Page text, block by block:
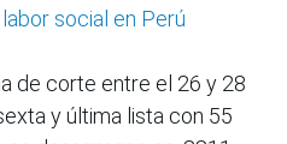
social en Perú
de corte entre el 26 y 28
y última lista con 55